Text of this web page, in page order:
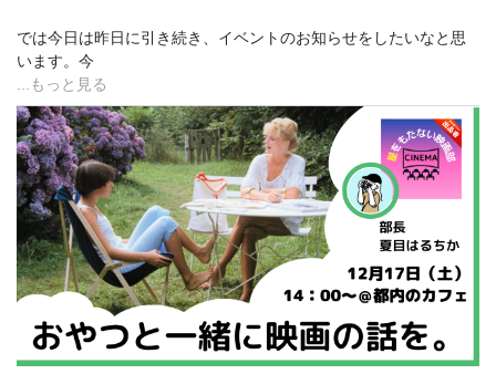
では今日は昨日に引き続き、イベントのお知らせをしたいなと思
います。 今
...もっと見る